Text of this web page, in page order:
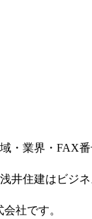
・業界・FAX
井住建は ビジ
会社です。